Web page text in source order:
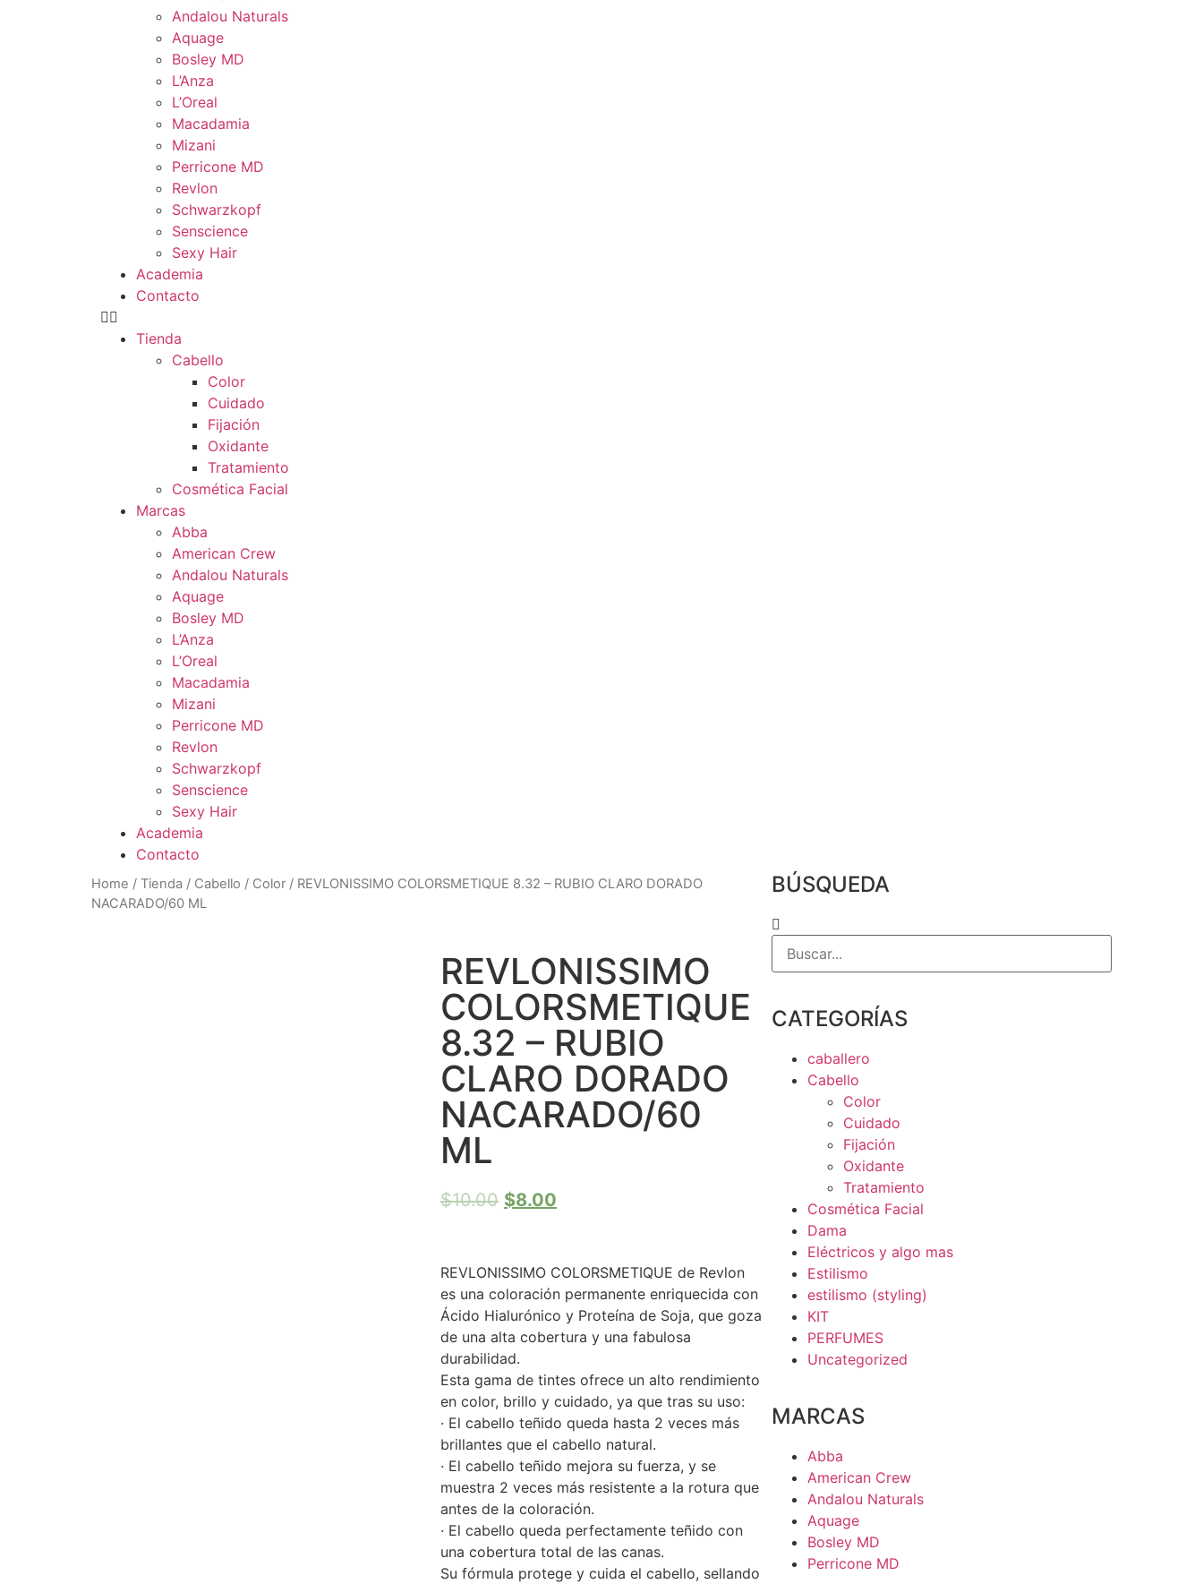
Andalou Naturals
Aquage
Bosley MD
L’Anza
L’Oreal
Macadamia
Mizani
Perricone MD
Revlon
Schwarzkopf
Senscience
Sexy Hair
Academia
Contacto
Tienda
Cabello
Color
Cuidado
Fijación
Oxidante
Tratamiento
Cosmética Facial
Marcas
Abba
American Crew
Andalou Naturals
Aquage
Bosley MD
L’Anza
L’Oreal
Macadamia
Mizani
Perricone MD
Revlon
Schwarzkopf
Senscience
Sexy Hair
Academia
Contacto
Home / Tienda / Cabello / Color / REVLONISSIMO COLORSMETIQUE 8.32 – RUBIO CLARO DORADO
NACARADO/60 ML
REVLONISSIMO
COLORSMETIQUE
8.32 – RUBIO
CLARO DORADO
NACARADO/60
ML
$10.00 $8.00
REVLONISSIMO COLORSMETIQUE de Revlon
es una coloración permanente enriquecida con
Ácido Hialurónico y Proteína de Soja, que goza
de una alta cobertura y una fabulosa
durabilidad.
Esta gama de tintes ofrece un alto rendimiento
en color, brillo y cuidado, ya que tras su uso:
· El cabello teñido queda hasta 2 veces más
brillantes que el cabello natural.
· El cabello teñido mejora su fuerza, y se
muestra 2 veces más resistente a la rotura que
antes de la coloración.
· El cabello queda perfectamente teñido con
una cobertura total de las canas.
Su fórmula protege y cuida el cabello, sellando
BÚSQUEDA
CATEGORÍAS
caballero
Cabello
Color
Cuidado
Fijación
Oxidante
Tratamiento
Cosmética Facial
Dama
Eléctricos y algo mas
Estilismo
estilismo (styling)
KIT
PERFUMES
Uncategorized
MARCAS
Abba
American Crew
Andalou Naturals
Aquage
Bosley MD
Perricone MD